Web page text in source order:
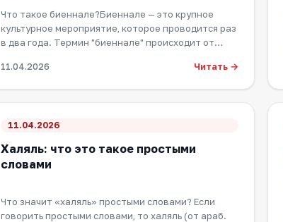
Что такое биеннале?Биеннале — это крупное
культурное мероприятие, которое проводится раз
в два года. Термин "биеннале" происходит от
11.04.2026 Читать →
11.04.2026
Халяль: что это такое простыми
словами
Что значит «халяль» простыми словами? Если
говорить простыми словами, то халяль (от араб.